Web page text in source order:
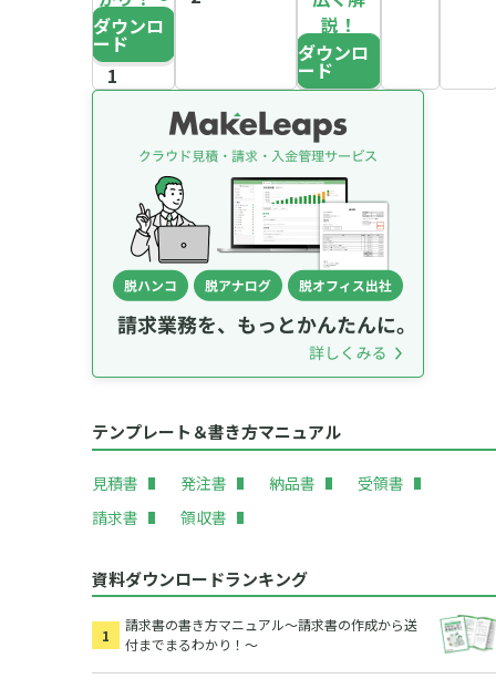
ダウンロ
ード
説！
ダウンロ
ード
テンプレート＆書き方マニュアル
見積書 発注書 納品書
受領書
請求書
領収書
資料ダウンロードランキング
請求書の書き方マニュアル～請求書の作成から送
付までまるわかり！～